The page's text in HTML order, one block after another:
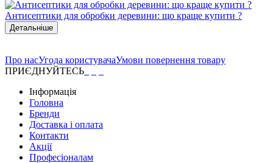
Антисептики для обробки деревини: що краще купити ?
Детальніше
Про насУгода користувачаУмови повернення товару
ПРИЄДНУЙТЕСЬ
Інформація
Головна
Бренди
Доставка і оплата
Контакти
Акції
Професіоналам